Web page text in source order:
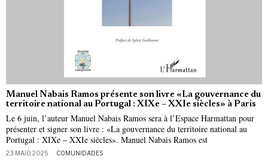
Manuel Nabais Ramos présente son livre «La gouvernance du
territoire national au Portugal : XIXe – XXIe siècles» à Paris
Le 6 juin, l’auteur Manuel Nabais Ramos sera à l’Espace Harmattan pour
présenter et signer son livre : «La gouvernance du territoire national au
Portugal : XIXe – XXIe siècles». Manuel Nabais Ramos est
23 MAIO, 2025 COMUNIDADES